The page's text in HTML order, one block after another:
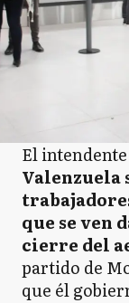
El
Valenzuela
que se ven
cierre del
partido de
que él